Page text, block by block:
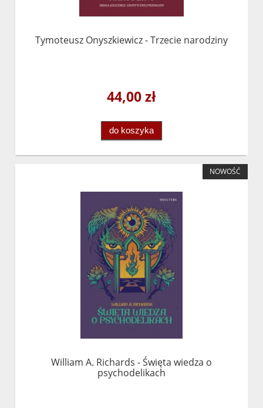
Tymoteusz Onyszkiewicz - Trzecie narodziny
44,00 zł
do koszyka
William A. Richards - Święta wiedza o
psychodelikach
NOWOŚĆ